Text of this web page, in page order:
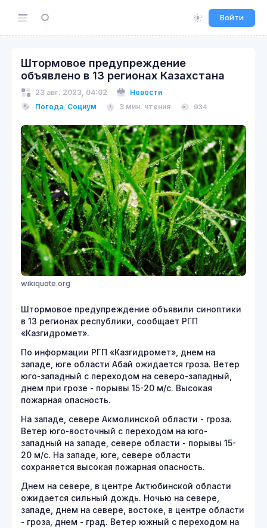
Войти
Штормовое предупреждение
объявлено в 13 регионах Казахстана
23 авг. 2023, 04:02
Новости
Погода, Социум 3 мин. чтения 934
wikiquote.org
Штормовое предупреждение объявили синоптики
в 13 регионах республики, сообщает РГП
«Казгидромет».
По информации РГП «Казгидромет», днем на
западе, юге области Абай ожидается гроза. Ветер
юго-западный с переходом на северо-западный,
днем при грозе - порывы 15-20 м/с. Высокая
пожарная опасность.
На западе, севере Акмолинской области - гроза.
Ветер юго-восточный с переходом на юго-
западный на западе, севере области - порывы 15-
20 м/с. На западе, юге, севере области
сохраняется высокая пожарная опасность.
Днем на севере, в центре Актюбинской области
ожидается сильный дождь. Ночью на севере,
западе, днем на севере, востоке, в центре области
- гроза, днем - град. Ветер южный с переходом на